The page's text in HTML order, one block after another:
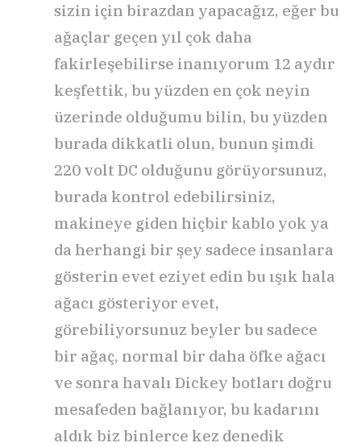
sizin için birazdan yapacağız, eğer bu
ağaçlar geçen yıl çok daha
fakirleşebilirse inanıyorum 12 aydır
keşfettik, bu yüzden en çok neyin
üzerinde olduğumu bilin, bu yüzden
burada dikkatli olun, bunun şimdi
220 volt DC olduğunu görüyorsunuz,
burada kontrol edebilirsiniz,
makineye giden hiçbir kablo yok ya
da herhangi bir şey sadece insanlara
gösterin evet eziyet edin bu ışık hala
ağacı gösteriyor evet,
görebiliyorsunuz beyler bu sadece
bir ağaç, normal bir daha öfke ağacı
ve sonra havalı Dickey botları doğru
mesafeden bağlanıyor, bu kadarını
aldık biz binlerce kez denedik